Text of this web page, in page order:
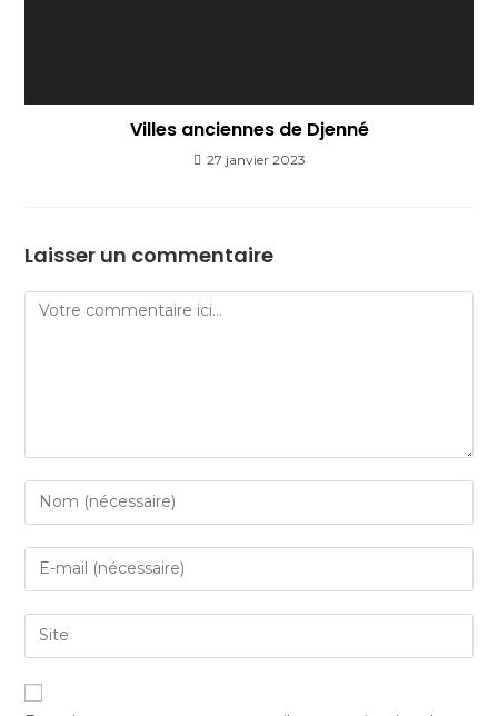
Villes anciennes de Djenné
27 janvier 2023
Laisser un commentaire